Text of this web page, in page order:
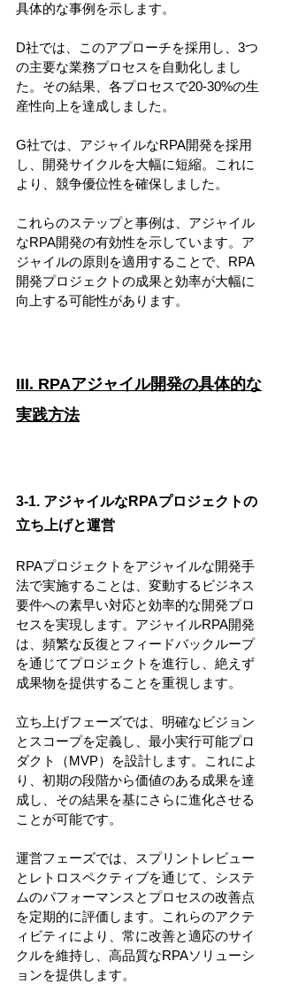
具体的な事例を示します。
D社では、このアプローチを採用し、3つ
の主要な業務プロセスを自動化しまし
た。その結果、各プロセスで20-30%の生
産性向上を達成しました。
G社では、アジャイルなRPA開発を採用
し、開発サイクルを大幅に短縮。これに
より、競争優位性を確保しました。
これらのステップと事例は、アジャイル
なRPA開発の有効性を示しています。ア
ジャイルの原則を適用することで、RPA
開発プロジェクトの成果と効率が大幅に
向上する可能性があります。
III. RPAアジャイル開発の具体的な
実践方法
3-1. アジャイルなRPAプロジェクトの
立ち上げと運営
RPAプロジェクトをアジャイルな開発手
法で実施することは、変動するビジネス
要件への素早い対応と効率的な開発プロ
セスを実現します。アジャイルRPA開発
は、頻繁な反復とフィードバックループ
を通じてプロジェクトを進行し、絶えず
成果物を提供することを重視します。
立ち上げフェーズでは、明確なビジョン
とスコープを定義し、最小実行可能プロ
ダクト（MVP）を設計します。これによ
り、初期の段階から価値のある成果を達
成し、その結果を基にさらに進化させる
ことが可能です。
運営フェーズでは、スプリントレビュー
とレトロスペクティブを通じて、システ
ムのパフォーマンスとプロセスの改善点
を定期的に評価します。これらのアクテ
ィビティにより、常に改善と適応のサイ
クルを維持し、高品質なRPAソリューシ
ョンを提供します。